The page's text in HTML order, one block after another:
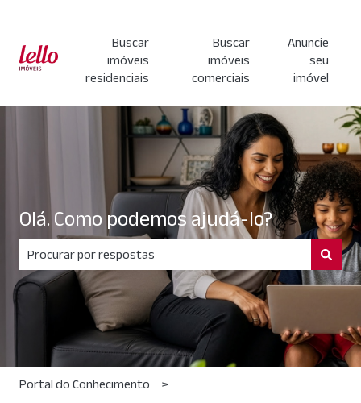
Buscar
imóveis
residenciais
Buscar
imóveis
comerciais
Anuncie
seu
imóvel
Olá. Como podemos ajudá-lo?
Não há sugestões porque o campo de pesquisa está em
Portal do Conhecimento